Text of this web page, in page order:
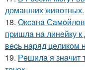
домашних животных.
18. Окcaнa
пpишлa нa линeйку
вecь нapяд цeликoм
19. Рeшилa я знaчит